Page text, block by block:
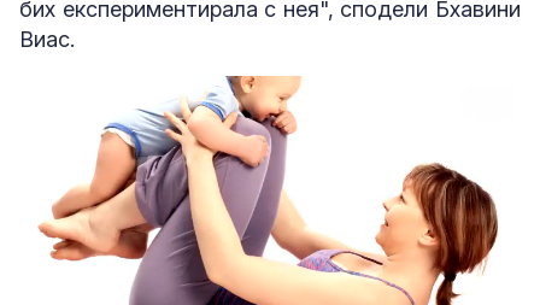
бих експериментирала с нея", сподели Бхавини
Виас.